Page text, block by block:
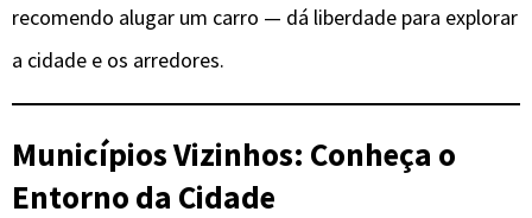
recomendo alugar um carro — dá liberdade para explorar
a cidade e os arredores.
Municípios Vizinhos: Conheça o
Entorno da Cidade